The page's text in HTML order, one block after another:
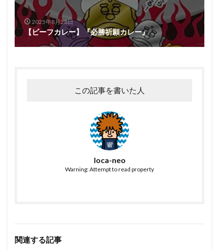
2025年8月28日
【ビーフカレー】『必勝祈願カレー』
この記事を書いた人
loca-neo
Warning: Attempt to read property
関連する記事